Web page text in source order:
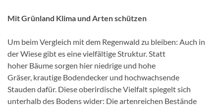
Mit Grünland Klima und Arten schützen
Um beim Vergleich mit dem Regenwald zu bleiben: Auch in
der Wiese gibt es eine vielfältige Struktur. Statt
hoher Bäume sorgen hier niedrige und hohe
Gräser, krautige Bodendecker und hochwachsende
Stauden dafür. Diese oberirdische Vielfalt spiegelt sich
unterhalb des Bodens wider: Die artenreichen Bestände